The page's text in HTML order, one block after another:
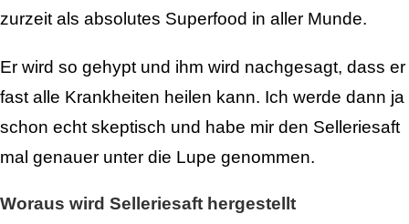
zurzeit als absolutes Superfood in aller Munde.
Er wird so gehypt und ihm wird nachgesagt, dass er
fast alle Krankheiten heilen kann. Ich werde dann ja
schon echt skeptisch und habe mir den Selleriesaft
mal genauer unter die Lupe genommen.
Woraus wird Selleriesaft hergestellt